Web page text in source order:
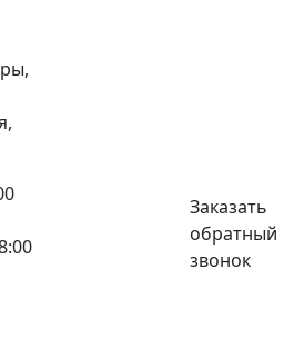
Заказать
обратный
звонок